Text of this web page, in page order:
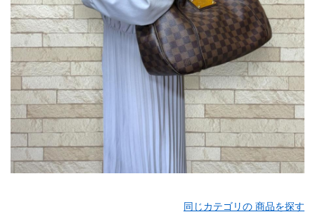
同じカテゴリの 商品を探す